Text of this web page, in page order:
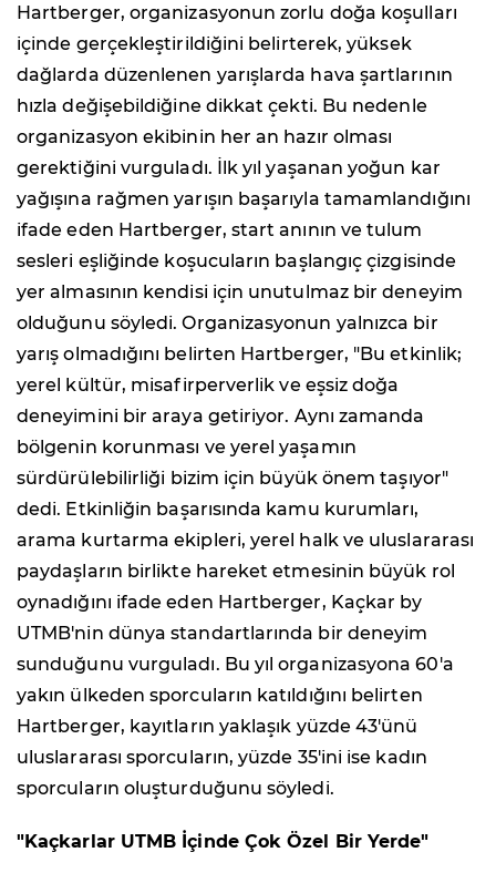
Hartberger, organizasyonun zorlu doğa koşulları
içinde gerçekleştirildiğini belirterek, yüksek
dağlarda düzenlenen yarışlarda hava şartlarının
hızla değişebildiğine dikkat çekti. Bu nedenle
organizasyon ekibinin her an hazır olması
gerektiğini vurguladı. İlk yıl yaşanan yoğun kar
yağışına rağmen yarışın başarıyla tamamlandığını
ifade eden Hartberger, start anının ve tulum
sesleri eşliğinde koşucuların başlangıç çizgisinde
yer almasının kendisi için unutulmaz bir deneyim
olduğunu söyledi. Organizasyonun yalnızca bir
yarış olmadığını belirten Hartberger, "Bu etkinlik;
yerel kültür, misafirperverlik ve eşsiz doğa
deneyimini bir araya getiriyor. Aynı zamanda
bölgenin korunması ve yerel yaşamın
sürdürülebilirliği bizim için büyük önem taşıyor"
dedi. Etkinliğin başarısında kamu kurumları,
arama kurtarma ekipleri, yerel halk ve uluslararası
paydaşların birlikte hareket etmesinin büyük rol
oynadığını ifade eden Hartberger, Kaçkar by
UTMB'nin dünya standartlarında bir deneyim
sunduğunu vurguladı. Bu yıl organizasyona 60'a
yakın ülkeden sporcuların katıldığını belirten
Hartberger, kayıtların yaklaşık yüzde 43'ünü
uluslararası sporcuların, yüzde 35'ini ise kadın
sporcuların oluşturduğunu söyledi.
"Kaçkarlar UTMB İçinde Çok Özel Bir Yerde"